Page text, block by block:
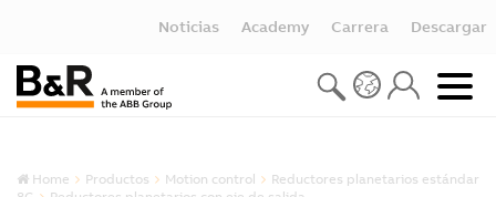
Noticias Academy Carrera Descargar
Home Productos Motion control
Reductores planetarios estándar